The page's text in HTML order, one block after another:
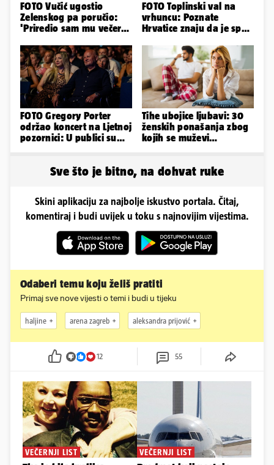
FOTO Vučić ugostio
Zelenskog pa poručio:
'Priredio sam mu večeru
FOTO Toplinski val na
vrhuncu: Poznate
Hrvatice znaju da je spas
FOTO Gregory Porter
održao koncert na Ljetnoj
pozornici: U publici su
Tihe ubojice ljubavi: 30
ženskih ponašanja zbog
kojih se muževi
Sve što je bitno, na dohvat ruke
Skini aplikaciju za najbolje iskustvo portala. Čitaj,
komentiraj i budi uvijek u toku s najnovijim vijestima.
Odaberi temu koju želiš pratiti
Primaj sve nove vijesti o temi i budi u tijeku
haljine arena zagreb aleksandra prijović
12 55